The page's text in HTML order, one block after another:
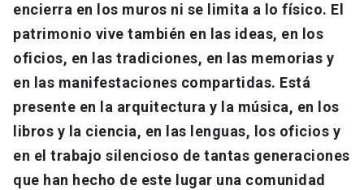
encierra en los muros ni se limita a lo físico. El
patrimonio vive también en las ideas, en los
oficios, en las tradiciones, en las memorias y
en las manifestaciones compartidas. Está
presente en la arquitectura y la música, en los
libros y la ciencia, en las lenguas, los oficios y
en el trabajo silencioso de tantas generaciones
que han hecho de este lugar una comunidad